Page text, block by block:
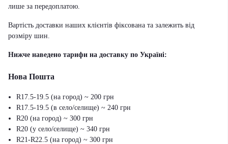
лише за передоплатою.
Вартість доставки наших клієнтів фіксована та залежить від
розміру шин.
Нижче наведено тарифи на доставку по Україні:
Нова Пошта
R17.5-19.5 (на город) ~ 200 грн
R17.5-19.5 (в село/селище) ~ 240 грн
R20 (на город) ~ 300 грн
R20 (у село/селище) ~ 340 грн
R21-R22.5 (на город) ~ 300 грн